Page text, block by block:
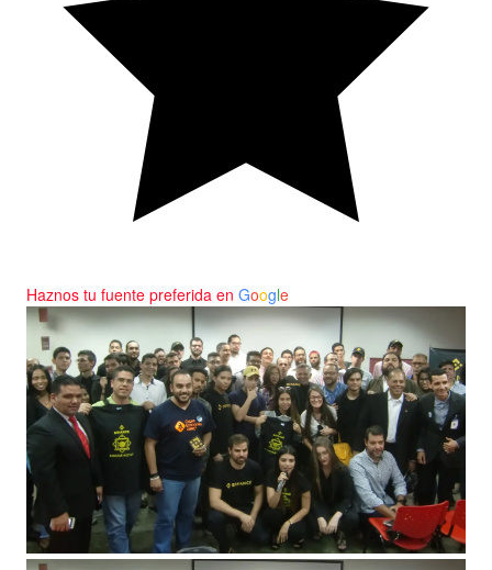
Haznos tu fuente preferida en Google